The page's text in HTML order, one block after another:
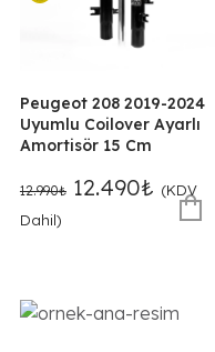
Peugeot 208 2019-2024
Uyumlu Coilover Ayarlı
Amortisör 15 Cm
12.990₺ Orijinal
12.490₺Şu
andaki
(KDV
Dahil)